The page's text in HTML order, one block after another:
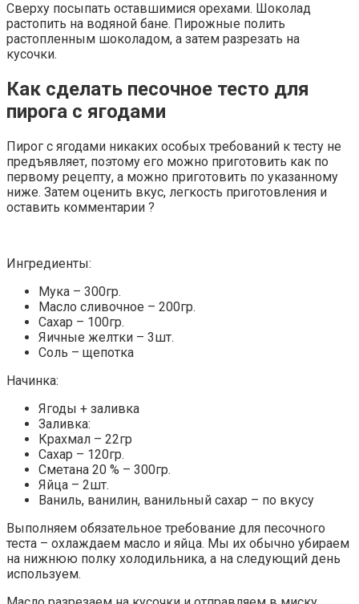
Сверху посыпать оставшимися орехами. Шоколад
растопить на водяной бане. Пирожные полить
растопленным шоколадом, а затем разрезать на
кусочки.
Как сделать песочное тесто для
пирога с ягодами
Пирог с ягодами никаких особых требований к тесту не
предъявляет, поэтому его можно приготовить как по
первому рецепту, а можно приготовить по указанному
ниже. Затем оценить вкус, легкость приготовления и
оставить комментарии ?
Ингредиенты:
Мука – 300гр.
Масло сливочное – 200гр.
Сахар – 100гр.
Яичные желтки – 3шт.
Соль – щепотка
Начинка:
Ягоды + заливка
Заливка:
Крахмал – 22гр
Сахар – 120гр.
Сметана 20 % – 300гр.
Яйца – 2шт.
Ваниль, ванилин, ванильный сахар – по вкусу
Выполняем обязательное требование для песочного
теста – охлаждаем масло и яйца. Мы их обычно убираем
на нижнюю полку холодильника, а на следующий день
используем.